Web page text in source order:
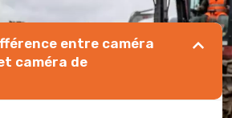
entre caméra
caméra de